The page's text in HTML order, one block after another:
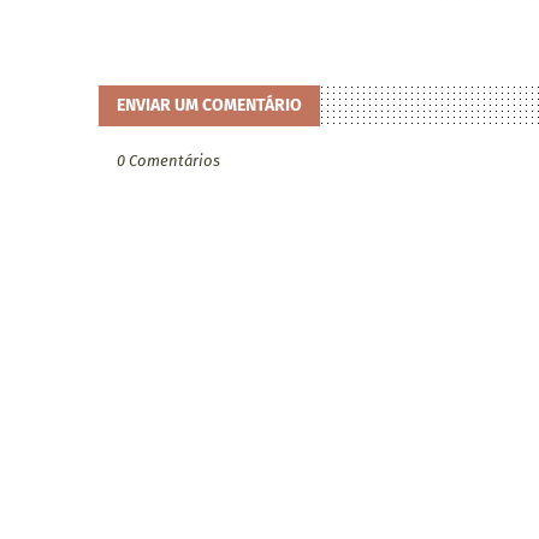
ENVIAR UM COMENTÁRIO
0 Comentários